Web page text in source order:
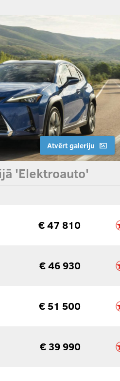
Atvērt galeriju
'Elektroauto'
€ 47 810
€ 46 930
€ 51 500
€ 39 990